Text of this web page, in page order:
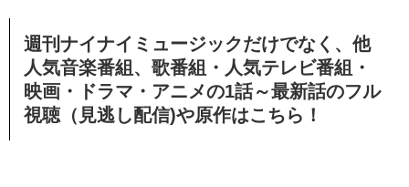
週刊ナイナイミュージックだけでなく、他
人気音楽番組、歌番組・人気テレビ番組・
映画・ドラマ・アニメの1話～最新話のフル
視聴（見逃し配信)や原作はこちら！